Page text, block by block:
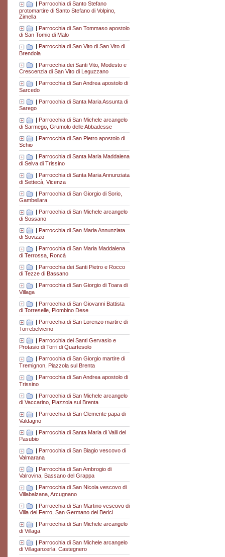
| Parrocchia di Santo Stefano
protomartire di Santo Stefano di Volpino,
Zimella
| Parrocchia di San Tommaso apostolo
di San Tomio di Malo
| Parrocchia di San Vito di San Vito di
Brendola
| Parrocchia dei Santi Vito, Modesto e
Crescenzia di San Vito di Leguzzano
Parrocchia di San Andrea apostolo di
Sarcedo
| Parrocchia di Santa Maria Assunta di
Sarego
Parrocchia di San Michele arcangelo
di Sarmego, Grumolo delle Abbadesse
| Parrocchia di San Pietro apostolo di
Schio
Parrocchia di Santa Maria Maddalena
di Selva di Trissino
| Parrocchia di Santa Maria Annunziata
di Settecà, Vicenza
| Parrocchia di San Giorgio di Sorio,
Gambellara
| Parrocchia di San Michele arcangelo
di Sossano
| Parrocchia di San Maria Annunziata
di Sovizzo
| Parrocchia di San Maria Maddalena
di Terrossa, Roncà
| Parrocchia dei Santi Pietro e Rocco
di Tezze di Bassano
Parrocchia di San Giorgio di Toara di
Villaga
| Parrocchia di San Giovanni Battista
di Torreselle, Piombino Dese
Parrocchia di San Lorenzo martire di
Torrebelvicino
| Parrocchia dei Santi Gervasio e
Protasio di Torri di Quartesolo
Parrocchia di San Giorgio martire di
Tremignon, Piazzola sul Brenta
| Parrocchia di San Andrea apostolo di
Trissino
| Parrocchia di San Michele arcangelo
di Vaccarino, Piazzola sul Brenta
| Parrocchia di San Clemente papa di
Valdagno
| Parrocchia di Santa Maria di Valli del
Pasubio
| Parrocchia di San Biagio vescovo di
Valmarana
| Parrocchia di San Ambrogio di
Valrovina, Bassano del Grappa
Parrocchia di San Nicola vescovo di
Villabalzana, Arcugnano
| Parrocchia di San Martino vescovo di
Villa del Ferro, San Germano dei Berici
Parrocchia di San Michele arcangelo
di Villaga
| Parrocchia di San Michele arcangelo
di Villaganzerla, Castegnero